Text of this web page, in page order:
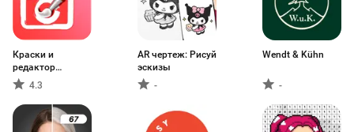
Краски и
редактор
изображений
4.3
AR чертеж: Рисуй
эскизы
-
Wendt & Kühn
-